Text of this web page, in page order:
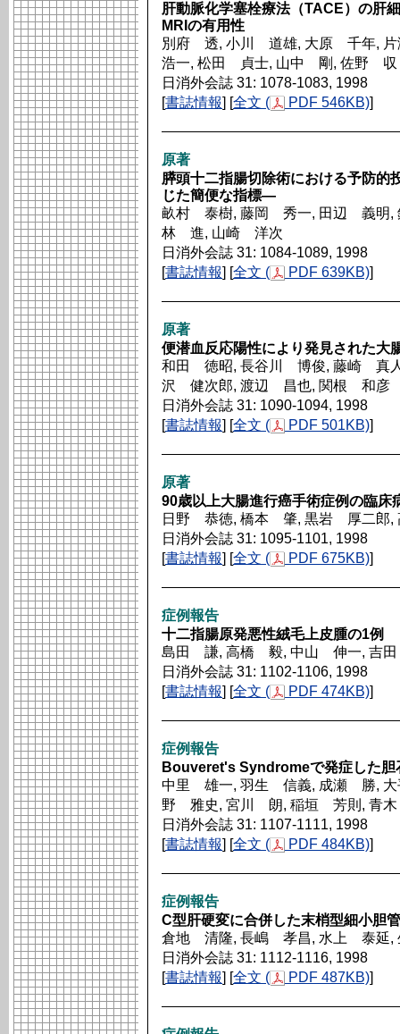
肝動脈化学塞栓療法（TACE）の肝
MRIの有用性
別府 透, 小川 道雄, 大原 千年,
浩一, 松田 貞士, 山中 剛, 佐野 収
日消外会誌 31: 1078-1083, 1998
[書誌情報] [全文 ( PDF 546KB)]
原著
膵頭十二指腸切除術における予防
じた簡便な指標―
畝村 泰樹, 藤岡 秀一, 田辺 義明,
林 進, 山崎 洋次
日消外会誌 31: 1084-1089, 1998
[書誌情報] [全文 ( PDF 639KB)]
原著
便潜血反応陽性により発見された大
和田 徳昭, 長谷川 博俊, 藤崎 真
沢 健次郎, 渡辺 昌也, 関根 和彦
日消外会誌 31: 1090-1094, 1998
[書誌情報] [全文 ( PDF 501KB)]
原著
90歳以上大腸進行癌手術症例の臨床
日野 恭徳, 橋本 肇, 黒岩 厚二郎,
日消外会誌 31: 1095-1101, 1998
[書誌情報] [全文 ( PDF 675KB)]
症例報告
十二指腸原発悪性絨毛上皮腫の1例
島田 謙, 高橋 毅, 中山 伸一, 吉
日消外会誌 31: 1102-1106, 1998
[書誌情報] [全文 ( PDF 474KB)]
症例報告
Bouveret's Syndromeで発症した胆
中里 雄一, 羽生 信義, 成瀬 勝,
野 雅史, 宮川 朗, 稲垣 芳則, 青
日消外会誌 31: 1107-1111, 1998
[書誌情報] [全文 ( PDF 484KB)]
症例報告
C型肝硬変に合併した末梢型細小胆
倉地 清隆, 長嶋 孝昌, 水上 泰延
日消外会誌 31: 1112-1116, 1998
[書誌情報] [全文 ( PDF 487KB)]